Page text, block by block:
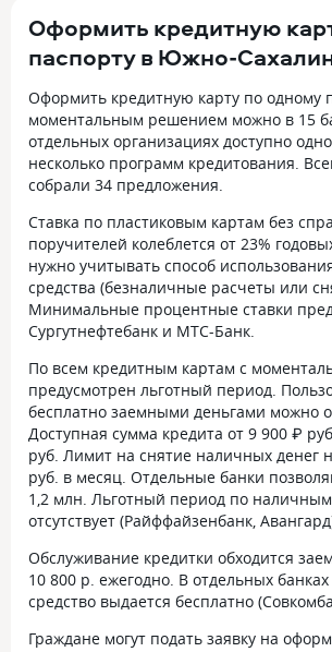
Оформить кредитную
паспорту в Южно-
Оформить кредитную карту по одному
моментальным решением можно в 15
отдельных организациях доступно
несколько программ кредитования.
собрали 34 предложения
Ставка по пластиковым картам без
поручителей колеблется от 23%
нужно учитывать способ
средства (безналичные расчеты или
Минимальные процентные ставки
Сургутнефтебанк и МТС-Банк.
По всем кредитным картам с
предусмотрен льготный период.
бесплатно заемными деньгами можно
Доступная сумма кредита от 9 900 ₽ руб.
руб . Лимит на снятие наличных денег
руб. в месяц. Отдельные банки
1,2 млн. Льготный период по
отсутствует (Райффайзенбанк,
Обслуживание кредитки обходится
10 800 р. ежегодно. В отдельных
средство выдается бесплатно
Граждане могут подать заявку на